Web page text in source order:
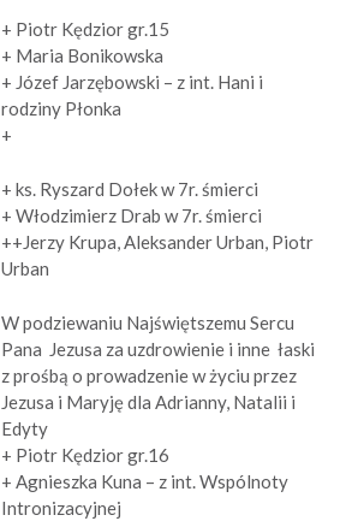
+ Piotr Kędzior gr.15
+ Maria Bonikowska
+ Józef Jarzębowski – z int. Hani i
rodziny Płonka
+
+ ks. Ryszard Dołek w 7r. śmierci
+ Włodzimierz Drab w 7r. śmierci
++Jerzy Krupa, Aleksander Urban, Piotr
Urban
W podziewaniu Najświętszemu Sercu
Pana Jezusa za uzdrowienie i inne łaski
z prośbą o prowadzenie w życiu przez
Jezusa i Maryję dla Adrianny, Natalii i
Edyty
+ Piotr Kędzior gr.16
+ Agnieszka Kuna – z int. Wspólnoty
Intronizacyjnej